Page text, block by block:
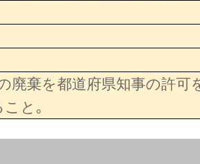
廃棄を都道府県知事の許
と｡